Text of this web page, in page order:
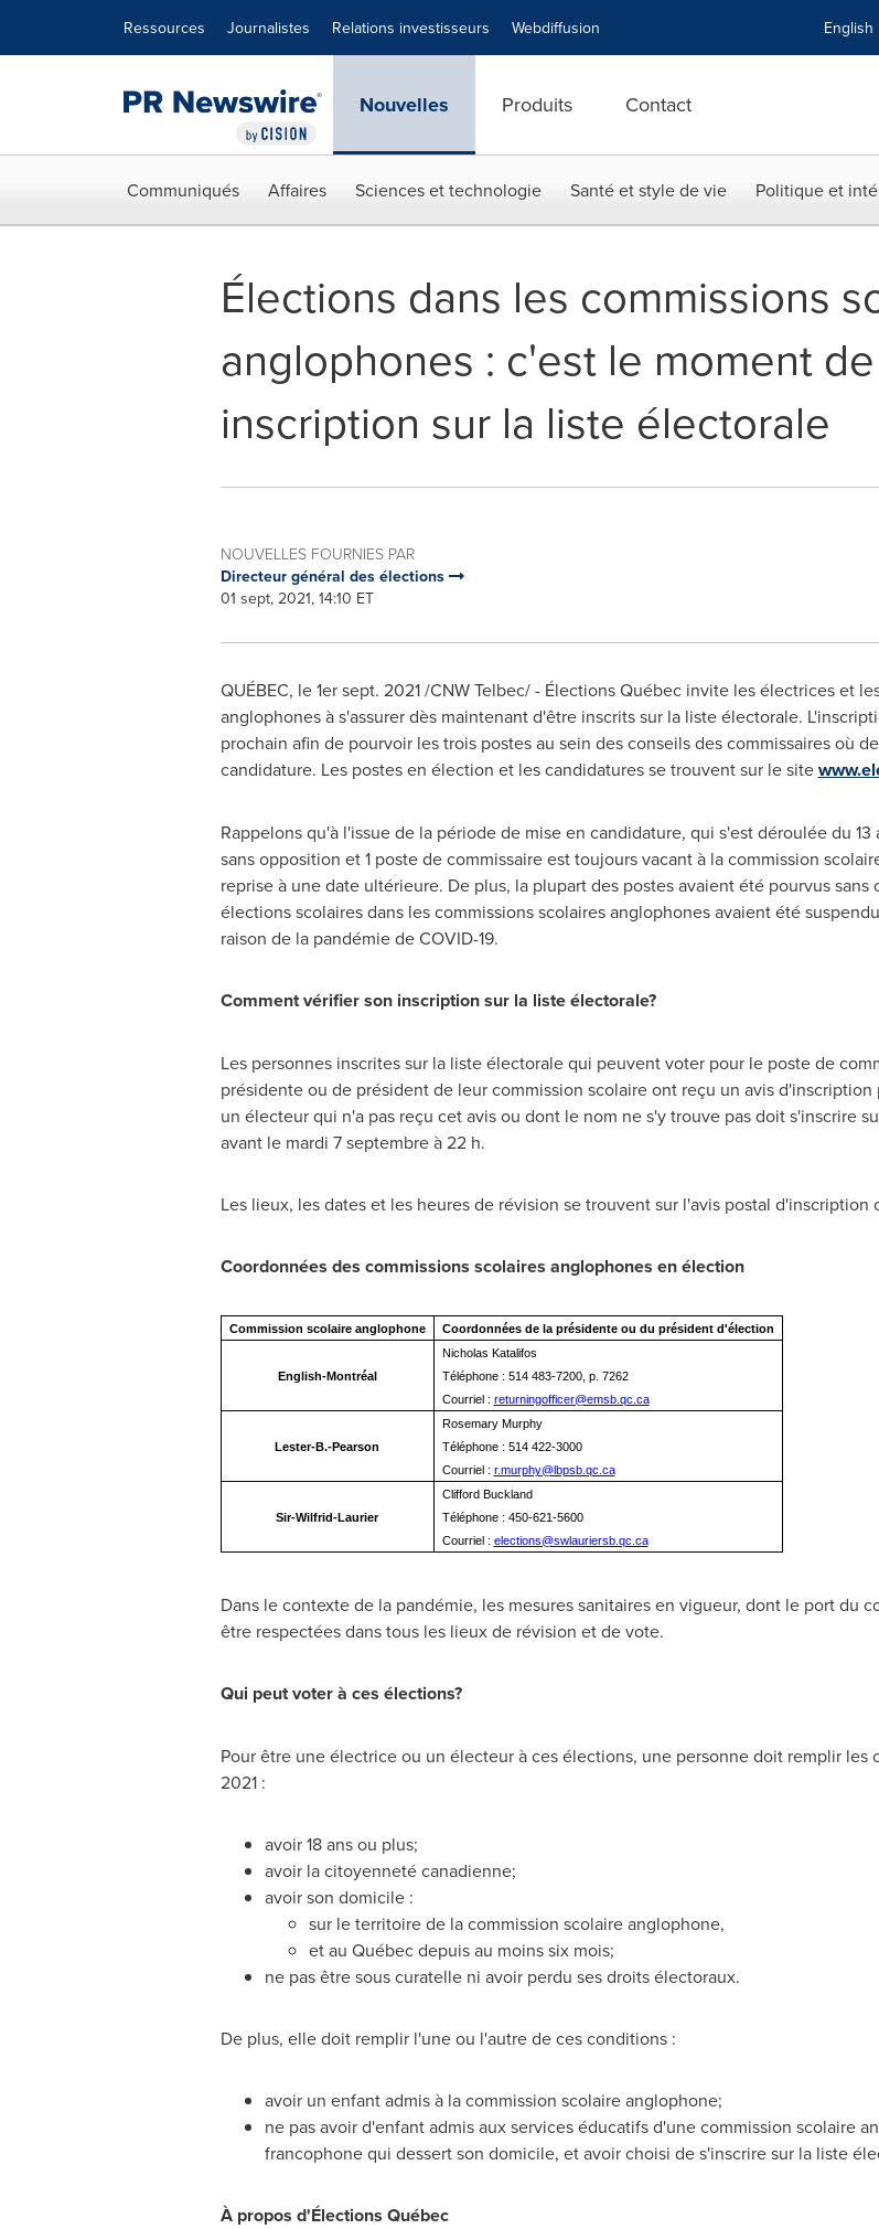
Ressources Journalistes Relations investisseurs Webdiffusion English
Nouvelles Produits Contact
Communiqués Affaires Sciences et technologie Santé et style de vie Politique et
Élections dans les commissions
anglophones : c'est le moment
inscription sur la liste électorale
NOUVELLES FOURNIES PAR
Directeur général des élections
01 sept, 2021, 14:10 ET
QUÉBEC, le 1er sept. 2021 /CNW Telbec/ - Élections Québec invite les électrices et
anglophones à s'assurer dès maintenant d'être inscrits sur la liste électorale.
prochain afin de pourvoir les trois postes au sein des conseils des commissaires où
candidature. Les postes en élection et les candidatures se trouvent sur le site
Rappelons qu'à l'issue de la période de mise en candidature, qui s'est déroulée du
sans opposition et 1 poste de commissaire est toujours vacant à la commission
reprise à une date ultérieure. De plus, la plupart des postes avaient été pourvus
élections scolaires dans les commissions scolaires anglophones avaient été
raison de la pandémie de COVID-19.
Comment vérifier son inscription sur la liste électorale?
Les personnes inscrites sur la liste électorale qui peuvent voter pour le poste de
présidente ou de président de leur commission scolaire ont reçu un avis
un électeur qui n'a pas reçu cet avis ou dont le nom ne s'y trouve pas doit s'inscrire
avant le mardi 7 septembre à 22 h.
Les lieux, les dates et les heures de révision se trouvent sur l'avis postal
Coordonnées des commissions scolaires anglophones en élection
Commission scolaire anglophone Coordonnées de la présidente ou du président d'élection
English-Montréal
Nicholas Katalifos
Téléphone : 514 483-7200, p. 7262
Courriel : returningofficer@emsb.qc.ca
Lester-B.-Pearson
Rosemary Murphy
Téléphone : 514 422-3000
Courriel : r.murphy@lbpsb.qc.ca
Sir-Wilfrid-Laurier
Clifford Buckland
Téléphone : 450-621-5600
Courriel : elections@swlauriersb.qc.ca
Dans le contexte de la pandémie, les mesures sanitaires en vigueur, dont le port du
être respectées dans tous les lieux de révision et de vote.
Qui peut voter à ces élections?
Pour être une électrice ou un électeur à ces élections, une personne doit remplir
2021 :
avoir 18 ans ou plus;
avoir la citoyenneté canadienne;
avoir son domicile :
sur le territoire de la commission scolaire anglophone,
et au Québec depuis au moins six mois;
ne pas être sous curatelle ni avoir perdu ses droits électoraux.
De plus, elle doit remplir l'une ou l'autre de ces conditions :
avoir un enfant admis à la commission scolaire anglophone;
ne pas avoir d'enfant admis aux services éducatifs d'une commission scolaire
francophone qui dessert son domicile, et avoir choisi de s'inscrire sur la liste
À propos d'Élections Québec